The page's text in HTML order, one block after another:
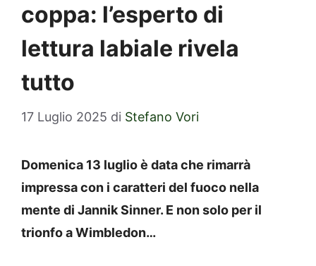
coppa: l’esperto di
lettura labiale rivela
tutto
17 Luglio 2025 di Stefano Vori
Domenica 13 luglio è data che rimarrà
impressa con i caratteri del fuoco nella
mente di Jannik Sinner. E non solo per il
trionfo a Wimbledon…